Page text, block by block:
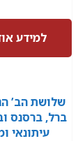
למידע
שלושת הב’
ברל, ברסנס
עיתונאי